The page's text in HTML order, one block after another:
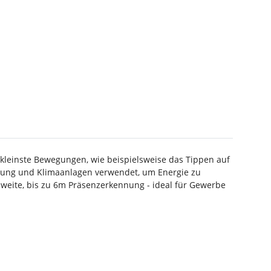
Bewegungen, wie beispielsweise das Tippen auf
und Klimaanlagen verwendet, um Energie zu
bis zu 6m Präsenzerkennung - ideal für Gewerbe